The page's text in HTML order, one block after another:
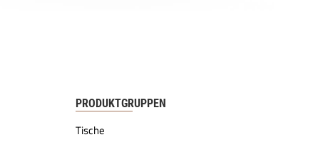
PRODUKTGRUPPEN
Tische